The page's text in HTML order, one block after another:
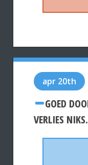
apr 20th
GOED
VERLIES NIKS.